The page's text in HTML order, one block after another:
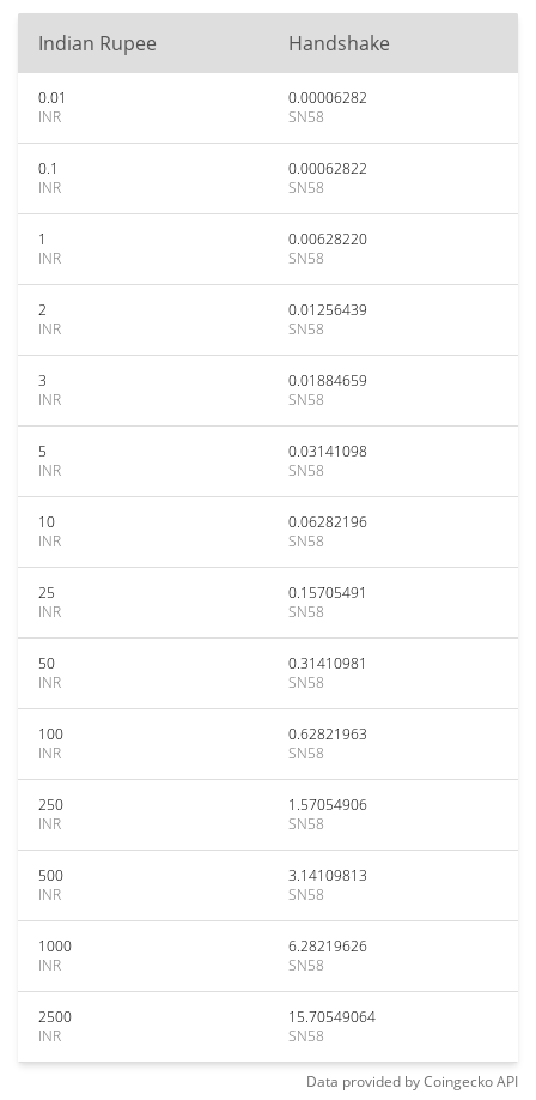
Indian Rupee Handshake
0.01
INR
0.00006282
SN58
0.1
INR
0.00062822
SN58
1
INR
0.00628220
SN58
2
INR
0.01256439
SN58
3
INR
0.01884659
SN58
5
INR
0.03141098
SN58
10
INR
0.06282196
SN58
25
INR
0.15705491
SN58
50
INR
0.31410981
SN58
100
INR
0.62821963
SN58
250
INR
1.57054906
SN58
500
INR
3.14109813
SN58
1000
INR
6.28219626
SN58
2500
INR
15.70549064
SN58
Data provided byCoingeckoAPI